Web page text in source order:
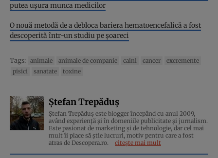
putea ușura munca medicilor
O nouă metodă de a debloca bariera hematoencefalică a fost
descoperită într-un studiu pe șoareci
Tags: animale animale de companie caini cancer
excremente
pisici
sanatate toxine
Ștefan Trepăduș
Ștefan Trepăduș este blogger începând cu anul 2009,
având experiență și în domeniile publicitate și jurnalism.
Este pasionat de marketing și de tehnologie, dar cel mai
mult îi place să știe lucruri, motiv pentru care a fost
atras de Descopera.ro.
citește mai mult